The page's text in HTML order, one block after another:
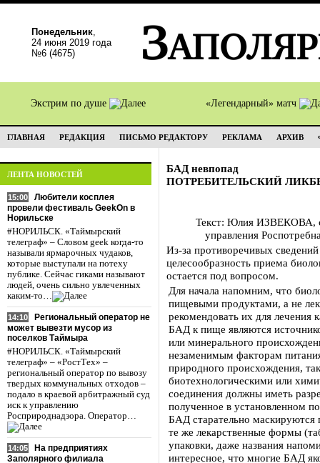
Понедельник,
24 июня 2019 года
№6 (4675)
Экстрим по душе «Легендарный» матч
ГЛАВНАЯ РЕДАКЦИЯ ПИСЬМО РЕДАКТОРУ РЕКЛАМА АРХИВ
ЛЕНТА НОВОСТЕЙ
15:00
Любители косплея
провели фестиваль GeekOn в
Норильске
#НОРИЛЬСК. «Таймырский
телеграф» – Словом geek когда-то
называли ярмарочных чудаков,
которые выступали на потеху
публике. Сейчас гиками называют
людей, очень сильно увлеченных
каким-то…
14:10
Региональный оператор не
может вывезти мусор из
поселков Таймыра
#НОРИЛЬСК. «Таймырский
телеграф» – «РостТех» –
региональный оператор по вывозу
твердых коммунальных отходов –
подало в краевой арбитражный суд
иск к управлению
Росприроднадзора. Оператор…
14:05
На предприятиях
Заполярного филиала
БАД невпопад
ПОТРЕБИТЕЛЬСКИЙ
Текст: Юлия ИЗВЕКОВА,
управления
Из-за противоречивых
целесообразность приема
остается под вопросом.
Для начала напомним, что
пищевыми продуктами, а не
рекомендовать их для лечения
БАД к пище являются
или минерального
незаменимым факторам
природного происхождения,
биотехнологическими или
соединения должны иметь
полученное в установленном
БАД старательно маскируются
те же лекарственные формы
упаковки, даже названия
интересное, что многие БАД